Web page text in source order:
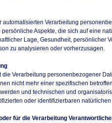
automatisierten Verarbeitung
Aspekte, die sich auf eine
Lage, Gesundheit, persönlicher
zu analysieren oder vorherzusagen.
die Verarbeitung personenbezogener
nicht mehr einer spezifischen
und technischen und
oder identifizierbaren
für die Verarbeitung